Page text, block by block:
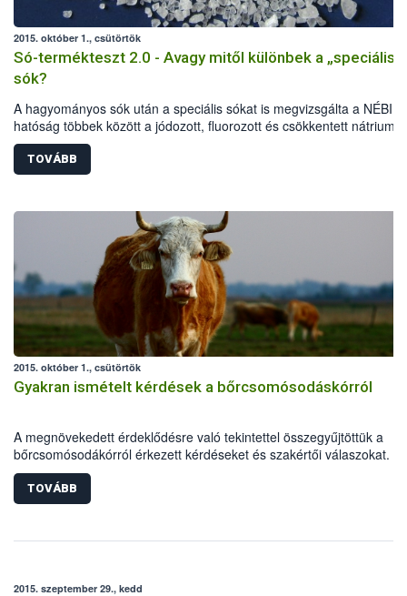
2015. október 1., csütörtök
Só-termékteszt 2.0 - Avagy mitől különbek a „speciális”
sók?
A hagyományos sók után a speciális sókat is megvizsgálta a
hatóság többek között a jódozott, fluorozott és csökkentett nátrium-
tartalmú termékeket vizsgálta elsősorban laboratóriumi és
paraméterek, jelölési előírások alapján. A vizsgálat eredményeként
termékből 40-nél indult hatósági eljárás: 32 esetben
mintegy fél millió forint bírságot szabtak ki a szakemberek. Több
kereskedelmi forgalomból is ki kellett vonni.
TOVÁBB
2015. október 1., csütörtök
Gyakran ismételt kérdések a bőrcsomósodáskórról
A megnövekedett érdeklődésre való tekintettel összegyűjtöttük a
bőrcsomósodákórról érkezett kérdéseket és szakértői válaszokat.
TOVÁBB
2015. szeptember 29., kedd